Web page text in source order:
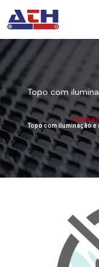
Topo com
Catálogo
Topo com iluminação e